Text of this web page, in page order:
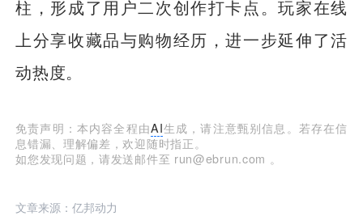
柱，形成了用户二次创作打卡点。玩家在线
上分享收藏品与购物经历，进一步延伸了活
动热度。
免责声明：本内容全程由AI生成，请注意甄别信息。若存在信
息错漏、理解偏差，欢迎随时指正。
如您发现问题，请发送邮件至 run@ebrun.com 。
文章来源：亿邦动力